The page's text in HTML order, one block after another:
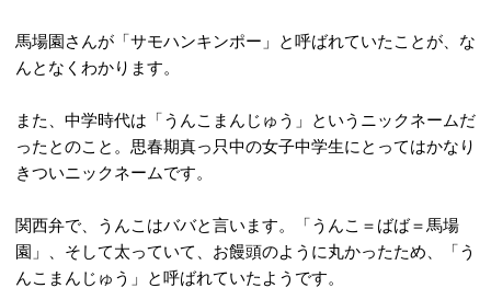
馬場園さんが「サモハンキンポー」と呼ばれていたことが、な
んとなくわかります。
また、中学時代は「うんこまんじゅう」というニックネームだ
ったとのこと。思春期真っ只中の女子中学生にとってはかなり
きついニックネームです。
関西弁で、うんこはババと言います。「うんこ＝ばば＝馬場
園」、そして太っていて、お饅頭のように丸かったため、「う
んこまんじゅう」と呼ばれていたようです。